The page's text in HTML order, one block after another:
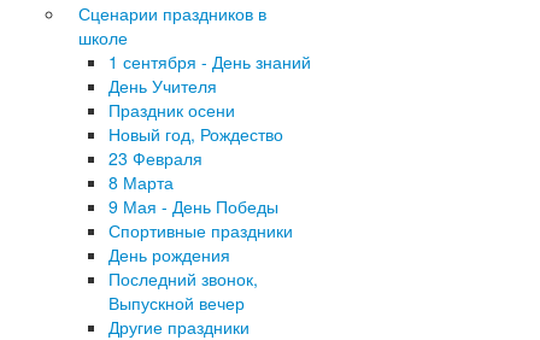
Сценарии праздников в
школе
1 сентября - День знаний
День Учителя
Праздник осени
Новый год, Рождество
23 Февраля
8 Марта
9 Мая - День Победы
Спортивные праздники
День рождения
Последний звонок,
Выпускной вечер
Другие праздники